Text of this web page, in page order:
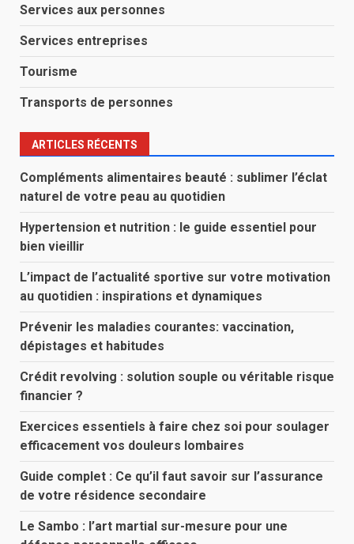
Services aux personnes
Services entreprises
Tourisme
Transports de personnes
ARTICLES RÉCENTS
Compléments alimentaires beauté : sublimer l’éclat
naturel de votre peau au quotidien
Hypertension et nutrition : le guide essentiel pour
bien vieillir
L’impact de l’actualité sportive sur votre motivation
au quotidien : inspirations et dynamiques
Prévenir les maladies courantes: vaccination,
dépistages et habitudes
Crédit revolving : solution souple ou véritable risque
financier ?
Exercices essentiels à faire chez soi pour soulager
efficacement vos douleurs lombaires
Guide complet : Ce qu’il faut savoir sur l’assurance
de votre résidence secondaire
Le Sambo : l’art martial sur-mesure pour une